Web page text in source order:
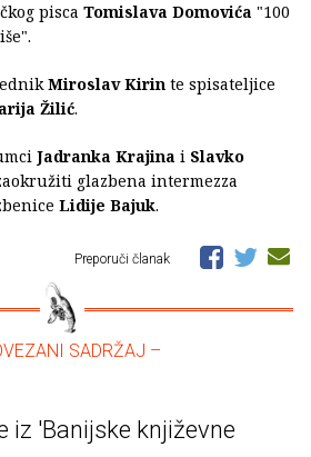
pisca Tomislava Domovića "100
Miroslav Kirin te spisateljice
Žilić.
Jadranka Krajina i Slavko
glazbena intermezza
Lidije Bajuk.
Preporuči članak
SADRŽAJ –
iz 'Banijske književne